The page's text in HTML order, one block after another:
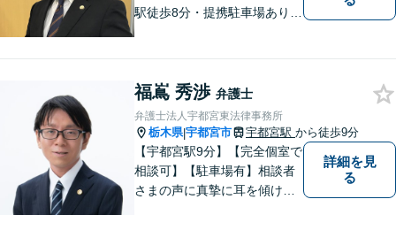
駅徒歩8分・提携駐車場あり】
合わせください。
福嶌 秀渉 弁護士
弁護士法人宇都宮東法律事務所
栃木県|宇都宮市 宇都宮駅 から徒歩9分
【宇都宮駅9分】【完全個室で
相談可】【駐車場有】相談者
さまの声に真摯に耳を傾け、
詳細を見
る